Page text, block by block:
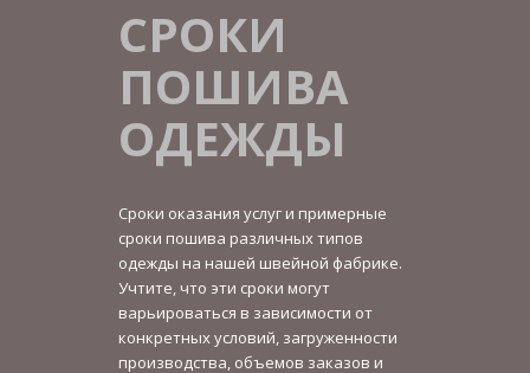
СРОКИ
ПОШИВА
ОДЕЖДЫ
Сроки оказания услуг и примерные
сроки пошива различных типов
одежды на нашей швейной фабрике.
Учтите, что эти сроки могут
варьироваться в зависимости от
конкретных условий, загруженности
производства, объемов заказов и